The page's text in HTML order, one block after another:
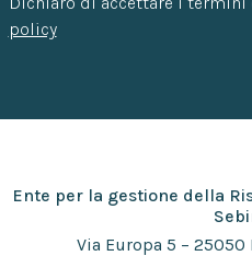
policy
Ente per la gestione della
Via Europa 5 – 25050